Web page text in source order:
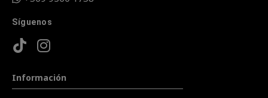
Síguenos
Información